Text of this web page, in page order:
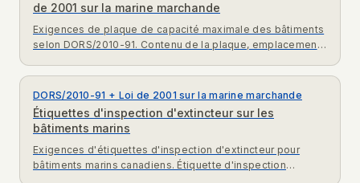
de 2001 sur la marine marchande
Exigences de plaque de capacité maximale des bâtiments
selon DORS/2010-91. Contenu de la plaque, emplacement
DORS/2010-91 + Loi de 2001 sur la marine marchande
Étiquettes d'inspection d'extincteur sur les
bâtiments marins
Exigences d'étiquettes d'inspection d'extincteur pour
bâtiments marins canadiens. Étiquette d'inspection